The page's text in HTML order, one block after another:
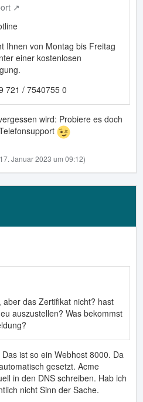
Ihnen von Montag bis Freitag
einer kostenlosen
721 / 7540755 0
wird: Probiere es doch
17. Januar 2023 um 09:12)
das Zertifikat nicht? hast
auszustellen? Was bekommst
ist so ein Webhost 8000. Da
gesetzt. Acme
in den DNS schreiben. Hab ich
nicht Sinn der Sache.